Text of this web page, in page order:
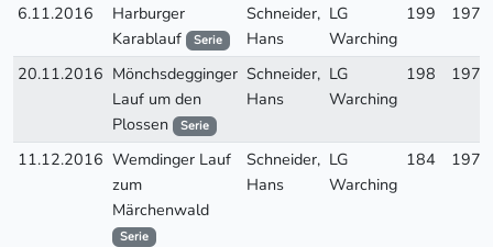
6.11.2016
Harburger
Karablauf
Serie
Schneider,
Hans
LG
Warching
199 1970
20.11.2016 Mönchsdegginger
Lauf um den
Plossen
Serie
Schneider,
Hans
LG
Warching
198 1970
11.12.2016 Wemdinger Lauf
zum
Märchenwald
Serie
Schneider,
Hans
LG
Warching
184 1970